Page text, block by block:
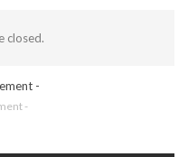
closed.
-